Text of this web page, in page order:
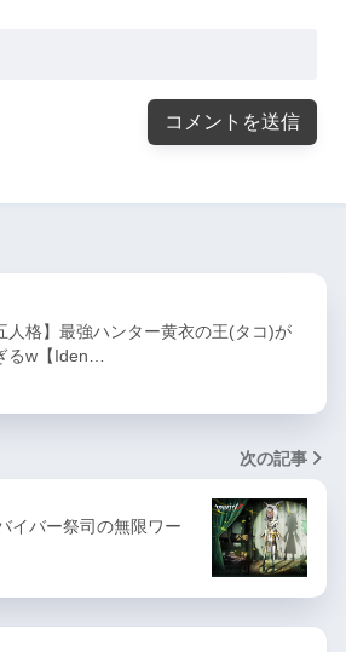
人格】最強ハンター黄衣の王(タコ)が
るw【Iden…
次の記事
イバー祭司の無限ワー